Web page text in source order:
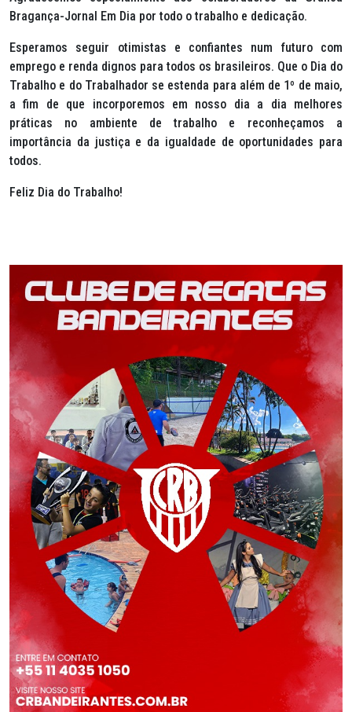
Bragança-Jornal Em Dia por todo o trabalho e dedicação.
Esperamos seguir otimistas e confiantes num futuro com
emprego e renda dignos para todos os brasileiros. Que o Dia do
Trabalho e do Trabalhador se estenda para além de 1º de maio,
a fim de que incorporemos em nosso dia a dia melhores
práticas no ambiente de trabalho e reconheçamos a
importância da justiça e da igualdade de oportunidades para
todos.
Feliz Dia do Trabalho!